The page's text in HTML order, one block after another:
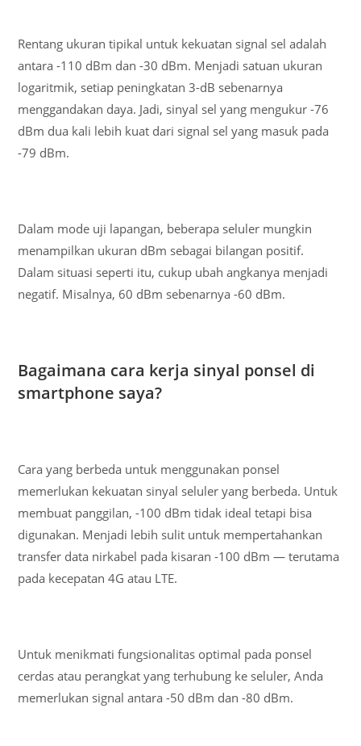
Rentang ukuran tipikal untuk kekuatan signal sel adalah
antara -110 dBm dan -30 dBm. Menjadi satuan ukuran
logaritmik, setiap peningkatan 3-dB sebenarnya
menggandakan daya. Jadi, sinyal sel yang mengukur -76
dBm dua kali lebih kuat dari signal sel yang masuk pada
-79 dBm.
Dalam mode uji lapangan, beberapa seluler mungkin
menampilkan ukuran dBm sebagai bilangan positif.
Dalam situasi seperti itu, cukup ubah angkanya menjadi
negatif. Misalnya, 60 dBm sebenarnya -60 dBm.
Bagaimana cara kerja sinyal ponsel di
smartphone saya?
Cara yang berbeda untuk menggunakan ponsel
memerlukan kekuatan sinyal seluler yang berbeda. Untuk
membuat panggilan, -100 dBm tidak ideal tetapi bisa
digunakan. Menjadi lebih sulit untuk mempertahankan
transfer data nirkabel pada kisaran -100 dBm — terutama
pada kecepatan 4G atau LTE.
Untuk menikmati fungsionalitas optimal pada ponsel
cerdas atau perangkat yang terhubung ke seluler, Anda
memerlukan signal antara -50 dBm dan -80 dBm.